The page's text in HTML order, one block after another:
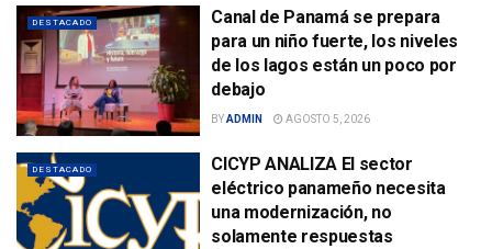
DESTACADO
Canal de Panamá se prepara
para un niño fuerte, los niveles
de los lagos están un poco por
debajo
BYADMIN AGOSTO 5, 2026
DESTACADO
CICYP ANALIZA El sector
eléctrico panameño necesita
una modernización, no
solamente respuestas